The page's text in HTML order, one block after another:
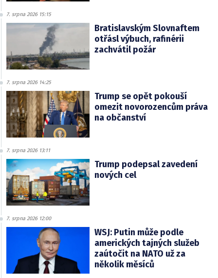
7. srpna 2026 15:15
Bratislavským Slovnaftem
otřásl výbuch, rafinérii
zachvátil požár
7. srpna 2026 14:25
Trump se opět pokouší
omezit novorozencům práva
na občanství
7. srpna 2026 13:11
Trump podepsal zavedení
nových cel
7. srpna 2026 12:00
WSJ: Putin může podle
amerických tajných služeb
zaútočit na NATO už za
několik měsíců